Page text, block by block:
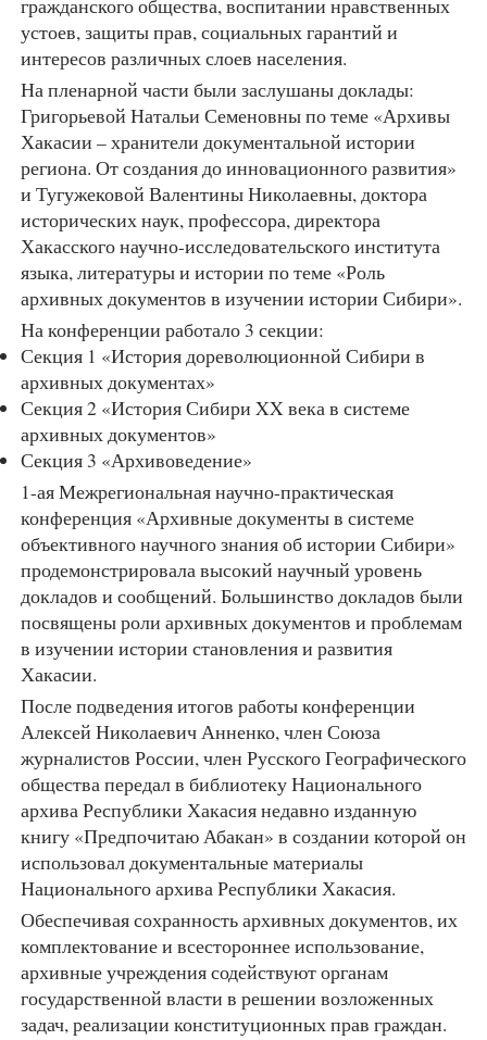
гражданского общества, воспитании нравственных
устоев, защиты прав, социальных гарантий и
интересов различных слоев населения.
На пленарной части были заслушаны доклады:
Григорьевой Натальи Семеновны по теме «Архивы
Хакасии – хранители документальной истории
региона. От создания до инновационного развития»
и Тугужековой Валентины Николаевны, доктора
исторических наук, профессора, директора
Хакасского научно-исследовательского института
языка, литературы и истории по теме «Роль
архивных документов в изучении истории Сибири».
На конференции работало 3 секции:
Секция 1 «История дореволюционной Сибири в
архивных документах»
Секция 2 «История Сибири XX века в системе
архивных документов»
Секция 3 «Архивоведение»
1-ая Межрегиональная научно-практическая
конференция «Архивные документы в системе
объективного научного знания об истории Сибири»
продемонстрировала высокий научный уровень
докладов и сообщений. Большинство докладов были
посвящены роли архивных документов и проблемам
в изучении истории становления и развития
Хакасии.
После подведения итогов работы конференции
Алексей Николаевич Анненко, член Союза
журналистов России, член Русского Географического
общества передал в библиотеку Национального
архива Республики Хакасия недавно изданную
книгу «Предпочитаю Абакан» в создании которой он
использовал документальные материалы
Национального архива Республики Хакасия.
Обеспечивая сохранность архивных документов, их
комплектование и всестороннее использование,
архивные учреждения содействуют органам
государственной власти в решении возложенных
задач, реализации конституционных прав граждан.